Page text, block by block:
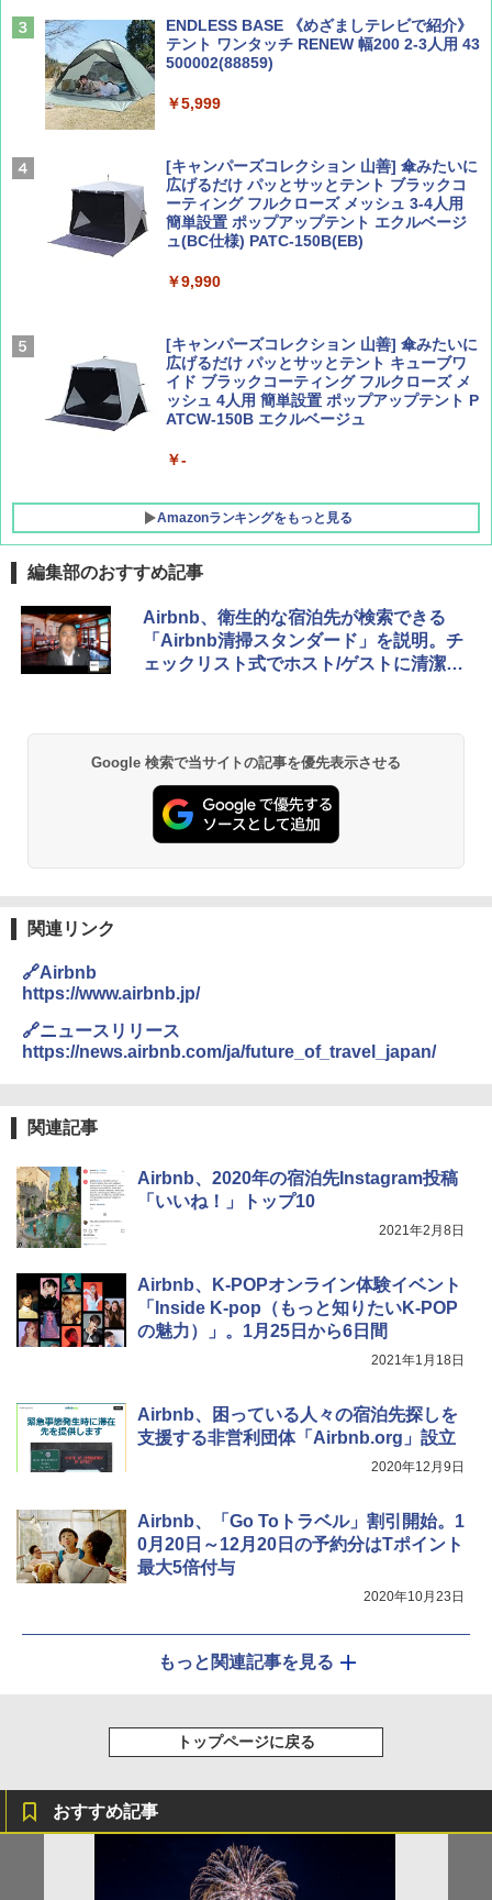
AIRLINE（エアライン）2026年9月号【特
集】ボーイング110周年を祝して！
￥1,760
A26 地球の歩き方 チェコ ポーランド スロヴ
ァキア 2026～2027 地球の歩き方A ヨーロッ
ENDLESS BASE 《めざましテレビで紹介》
テント ワンタッチ RENEW 幅200 2-3人用 43
500002(88859)
￥5,999
[キャンパーズコレクション 山善] 傘みたいに
広げるだけ パッとサッとテント ブラックコ
ーティング フルクローズ メッシュ 3-4人用
簡単設置 ポップアップテント エクルベージ
ュ(BC仕様) PATC-150B(EB)
￥9,990
[キャンパーズコレクション 山善] 傘みたいに
広げるだけ パッとサッとテント キューブワ
イド ブラックコーティング フルクローズ メ
ッシュ 4人用 簡単設置 ポップアップテント P
ATCW-150B エクルベージュ
￥-
Amazonランキングをもっと見る
DEWEL パラソル 大型 ビーチ アウトドアパ
ラソル ガーデン サイトシート付 折りたたみ
防水 UVカット 4段階高さ調整 軽量 収納袋付
き
GRANDOOR ステンレス保冷剤 2個セット 2
026リニューアル 急速冷凍 空間倍増 衛生的
コンパクト 保冷力長持ち
￥2,980
付き ヒグマ・イノシシ対策 自治体・教育機
関の購入実績 登山・キャンプ・アウトドア・
送
レーム ドーム型 テント
着替えテント トイレテント 透けない【換気
通気窓付き】収納袋付き UVカット 防水 防災
コンパクト iimono117 (ブルー)
編集部のおすすめ記事
Airbnb、衛生的な宿泊先が検索できる
「Airbnb清掃スタンダード」を説明。チ
ェックリスト式でホスト/ゲストに清潔さ
Google 検索で当サイトの記事を優先表示させる
関連リンク
🔗Airbnb
https://www.airbnb.jp/
🔗ニュースリリース
https://news.airbnb.com/ja/future_of_travel_japan/
関連記事
Airbnb、2020年の宿泊先Instagram投稿
「いいね！」トップ10
2021年2月8日
Airbnb、K-POPオンライン体験イベント
「Inside K-pop（もっと知りたいK-POP
の魅力）」。1月25日から6日間
2021年1月18日
Airbnb、困っている人々の宿泊先探しを
支援する非営利団体「Airbnb.org」設立
2020年12月9日
Airbnb、「Go Toトラベル」割引開始。1
0月20日～12月20日の予約分はTポイント
最大5倍付与
2020年10月23日
もっと関連記事を見る
トップページに戻る
おすすめ記事